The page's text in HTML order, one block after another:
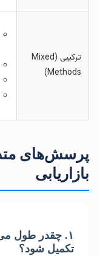
ترکیبی (Mixed
Methods)
حل
متداول
۱. چقدر طول می‌کشد
تکمیل شود؟